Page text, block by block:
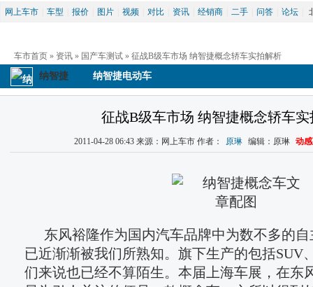
网上车市 车型 报价 图片 视频 对比 资讯 经销商 二手 问答 论坛
车市首页 » 资讯 » 国产车测试 » 征战B级车市场 纳智捷概念轿车实拍解析
纳智捷 纳智捷电动车
征战B级车市场 纳智捷概念轿车
2011-04-28 06:43 来源：网上车市 作者： 原琳 编辑：原琳 动
东风裕隆作为国内汽车品牌中为数不多的
已近渐渐被我们所熟知。旗下生产的包括SUV
们来说也已经不算陌生。本届上海车展，在东